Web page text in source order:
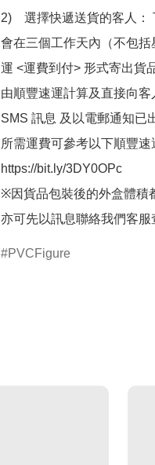
2)　選擇快遞送貨的客人
會在三個工作天內（不包
運 <運費到付> 形式寄出貨
由順豐速運計算及直接向
SMS 訊息 及以電郵通知已
所需運費可參考以下順豐速
https://bit.ly/3DY0OPc
※因貨品包裝後的外盒體積
亦可先以訊息聯絡我們客
PVCFigure